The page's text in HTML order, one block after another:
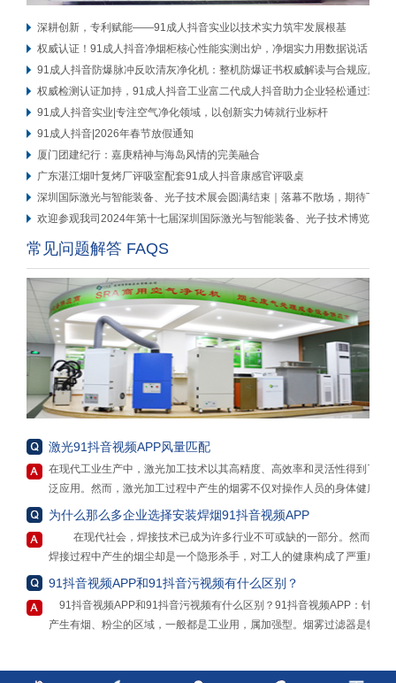
深耕创新，专利赋能——91成人抖音实业以技术实力筑牢发展根基
权威认证！91成人抖音净烟柜核心性能实测出炉，净烟实力用数据说话
91成人抖音防爆脉冲反吹清灰净化机：整机防爆证书权威解读与合规应用
权威检测认证加持，91成人抖音工业富二代成人抖音助力企业轻松通过环评
91成人抖音实业|专注空气净化领域，以创新实力铸就行业标杆
91成人抖音|2026年春节放假通知
厦门团建纪行：嘉庚精神与海岛风情的完美融合
广东湛江烟叶复烤厂评吸室配套91成人抖音康感官评吸桌
深圳国际激光与智能装备、光子技术展会圆满结束｜落幕不散场，期待下次
欢迎参观我司2024年第十七届深圳国际激光与智能装备、光子技术博览会展
常见问题解答 FAQS
激光91抖音视频APP风量匹配
在现代工业生产中，激光加工技术以其高精度、高效率和灵活性得到了广
泛应用。然而，激光加工过程中产生的烟雾不仅对操作人员的身体健康构
成威胁，还可能对环境造成污染。为了解决这一问题，激光91抖音视频
量匹配常常被忽视，而这一因素实则至关重要，因为无论是“大材小用”还
是“力不从心”，都可能带来一系列的问题和不良后果。
“大材小用”是指选择了远超实际需求的大风量激光91抖音视频APP。这种
情况下，虽然看似净化效果会得到极大保障，但实际上存在诸多弊端。从
成本角度来看，大风量的净化器通常价格更高，购买成本会大幅增加。而
为什么那么多企业选择安装焊烟91抖音视频APP
在现代社会，焊接技术已成为许多行业不可或缺的一部分。然而，
焊接过程中产生的烟尘却是一个隐形杀手，对工人的健康构成了严重威
胁。为了保护工人的健康，提高生产效率，安装焊烟91抖音视频APP势在
首先，焊烟91抖音视频APP能够有效地过滤和清除焊接过程中产生
的有害物质。焊接烟尘中含有大量的重金属、颗粒物和有机化合物，长期
接91抖音污视频能够有效地清除这些有害物质，保护工人的身体健康。
91抖音视频APP和91抖音污视频有什么区别？
91抖音视频APP和91抖音污视频有什么区别？91抖音视频APP：针对
产生有烟、粉尘的区域，一般都是工业用，属加强型。烟雾过滤器是物理